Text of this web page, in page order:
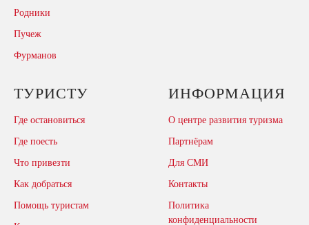
Родники
Пучеж
Фурманов
ТУРИСТУ
Где остановиться
Где поесть
Что привезти
Как добраться
Помощь туристам
ИНФОРМАЦИЯ
О центре развития туризма
Партнёрам
Для СМИ
Контакты
Политика
конфиденциальности